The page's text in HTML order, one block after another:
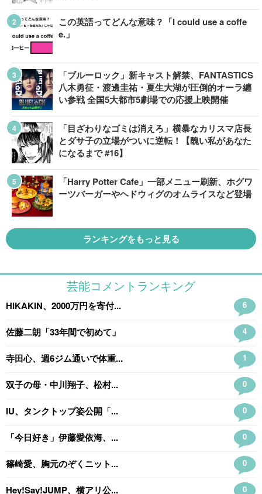
この英語ってどんな意味？「I could use a coffe
e.」
「ブルーロック」新キャスト解禁、FANTASTICS
八木勇征・渡邊圭祐・夏生大湖が圧倒的オーラ纏
い参戦 全国5大都市5劇場での応援上映開催
「目ざわりなゴミは消えろ」横暴なカリスマ店長
とダサ子の立場がついに逆転！【醜い私があなた
になるまで #16】
「Harry Potter Cafe」一部メニュー刷新、ホグワ
ーツバーガーやヘドウィグのオムライスなど登場
ランキングをもっと見る